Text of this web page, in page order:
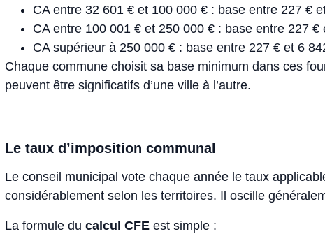
CA entre 32 601 € et 100 000 € : base entre 227 €
CA entre 100 001 € et 250 000 € : base entre 227 €
CA supérieur à 250 000 € : base entre 227 € et 6
Chaque commune choisit sa base minimum dans ces
peuvent être significatifs d’une ville à l’autre.
Le taux d’imposition communal
Le conseil municipal vote chaque année le taux
considérablement selon les territoires. Il oscille
La formule du calcul CFEest simple :